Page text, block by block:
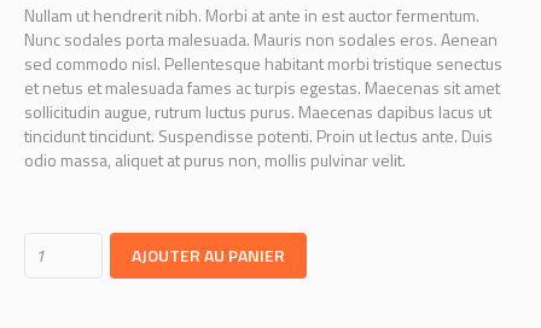
Nullam ut hendrerit nibh. Morbi at ante in est auctor fermentum.
Nunc sodales porta malesuada. Mauris non sodales eros. Aenean
sed commodo nisl. Pellentesque habitant morbi tristique senectus
et netus et malesuada fames ac turpis egestas. Maecenas sit amet
sollicitudin augue, rutrum luctus purus. Maecenas dapibus lacus ut
tincidunt tincidunt. Suspendisse potenti. Proin ut lectus ante. Duis
odio massa, aliquet at purus non, mollis pulvinar velit.
AJOUTER AU PANIER